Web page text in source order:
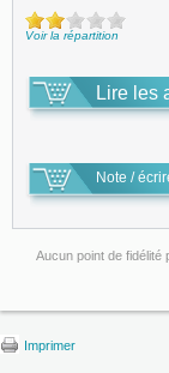
Voir la répartition
Lire les
Note /
Aucun point de fidélité
Imprimer